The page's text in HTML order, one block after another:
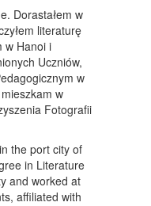
Dorastałem w
literaturę
w Hanoi i
Uczniów,
w
w
Fotografii
the port city of
in Literature
and worked at
affiliated with